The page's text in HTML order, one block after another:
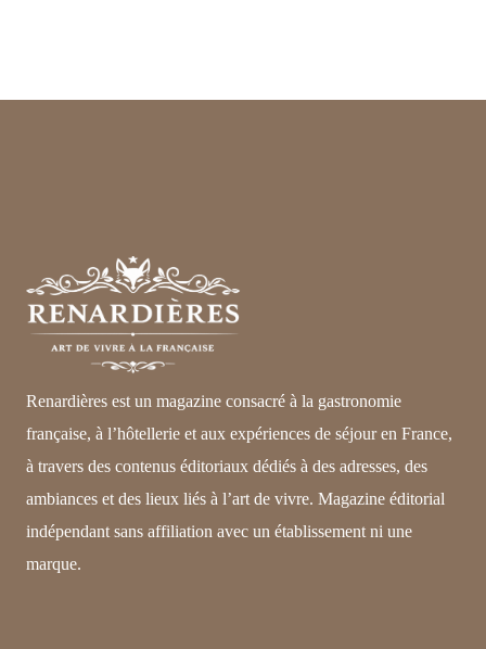
Renardières est un magazine consacré à la gastronomie
française, à l’hôtellerie et aux expériences de séjour en France,
à travers des contenus éditoriaux dédiés à des adresses, des
ambiances et des lieux liés à l’art de vivre. Magazine éditorial
indépendant sans affiliation avec un établissement ni une
marque.